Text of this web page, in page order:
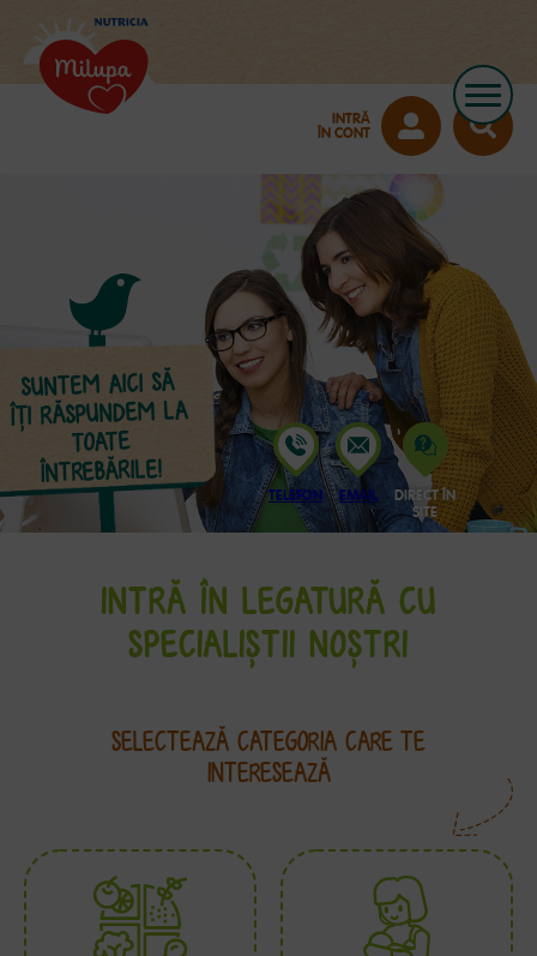
INTRĂ
ÎN CONT
SUNTEM AICI SĂ
ÎŢI RĂSPUNDEM LA
TOATE
ÎNTREBĂRILE!
TELEFON EMAIL
DIRECT ÎN
SITE
INTRĂ ÎN LEGATURĂ CU
SPECIALIȘTII NOȘTRI
SELECTEAZĂ CATEGORIA CARE TE
INTERESEAZĂ